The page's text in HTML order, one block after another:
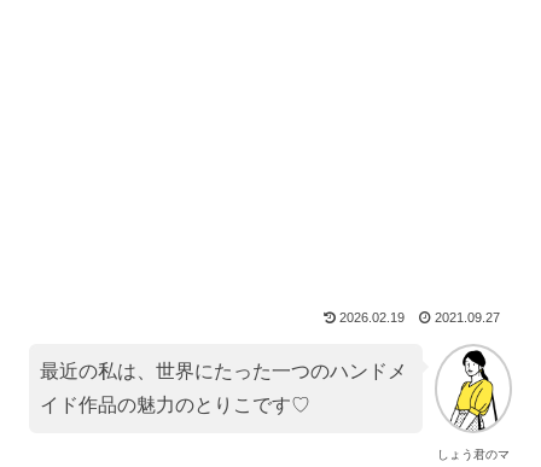
2026.02.19 2021.09.27
しょう君のマ
最近の私は、世界にたった一つのハンドメ
イド作品の魅力のとりこです♡